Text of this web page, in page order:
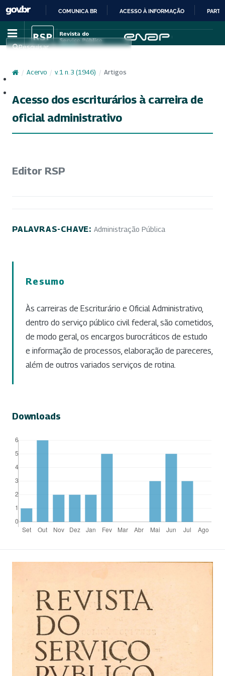
IR
PARA
CONTEÚDO
COMUNICA BR ACESSO À INFORMAÇÃO
Pesquisar
/ Acervo / v. 1 n. 3 (1946) / Artigos
Acesso dos escriturários à carreira de
oficial administrativo
Editor RSP
PALAVRAS-CHAVE: Administração Pública
Resumo
Às carreiras de Escriturário e Oficial Administrativo,
dentro do serviço público civil federal, são cometidos,
de modo geral, os encargos burocráticos de estudo
e informação de processos, elaboração de pareceres,
além de outros variados serviços de rotina.
Downloads